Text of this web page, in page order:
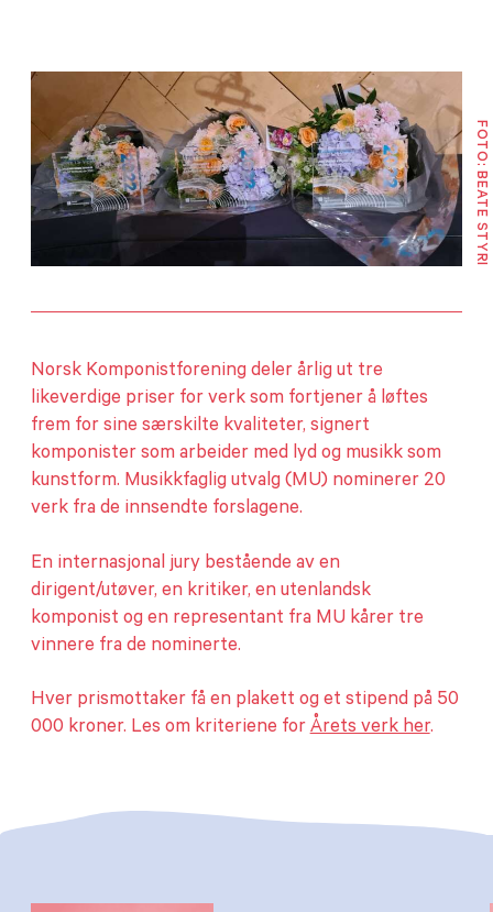
FOTO: BEATE STYRI
Norsk Komponistforening deler årlig ut tre
likeverdige priser for verk som fortjener å løftes
frem for sine særskilte kvaliteter, signert
komponister som arbeider med lyd og musikk som
kunstform. Musikkfaglig utvalg (MU) nominerer 20
verk fra de innsendte forslagene.
En internasjonal jury bestående av en
dirigent/utøver, en kritiker, en utenlandsk
komponist og en representant fra MU kårer tre
vinnere fra de nominerte.
Hver prismottaker få en plakett og et stipend på 50
000 kroner. Les om kriteriene forÅrets verk her.